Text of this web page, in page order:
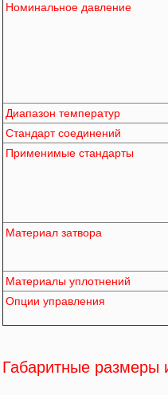
Номинальное давление
Диапазон температур
Стандарт соединений
Применимые стандарты
Материал затвора
Материалы уплотнений
Опции управления
Габаритные размеры